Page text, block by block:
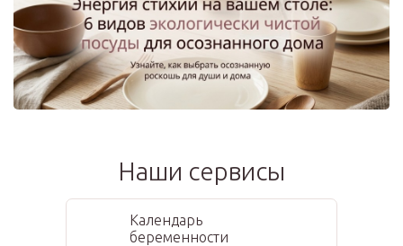
Наши сервисы
Календарь
беременности